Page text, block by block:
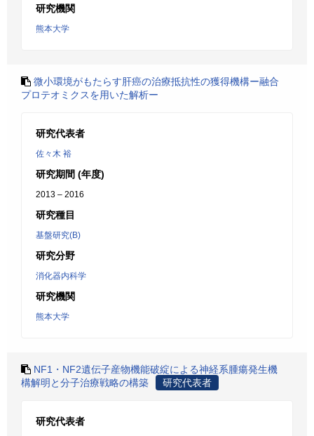
研究機関
熊本大学
微小環境がもたらす肝癌の治療抵抗性の獲得機構ー融合
プロテオミクスを用いた解析ー
研究代表者
佐々木 裕
研究期間 (年度)
2013 – 2016
研究種目
基盤研究(B)
研究分野
消化器内科学
研究機関
熊本大学
NF1・NF2遺伝子産物機能破綻による神経系腫瘍発生機
構解明と分子治療戦略の構築
研究代表者
研究代表者